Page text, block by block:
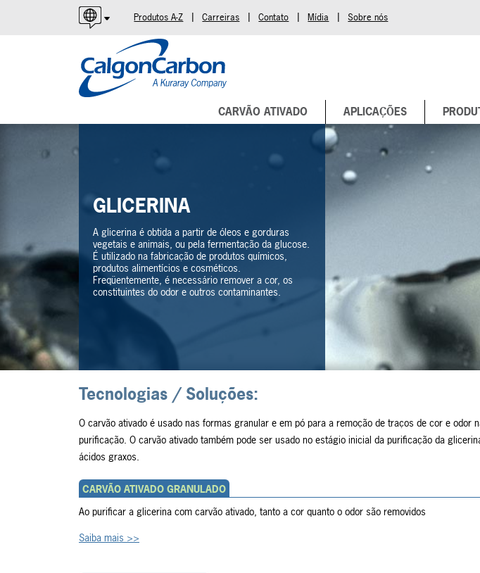
English
Español
Produtos A-Z | Carreiras | Contato | Mídia | Sobre nós
CARVÃO ATIVADO APLICAÇÕES
GLICERINA
A glicerina é obtida a partir de óleos e gorduras
vegetais e animais, ou pela fermentação da glucose.
É utilizado na fabricação de produtos químicos,
produtos alimentícios e cosméticos.
Freqüentemente, é necessário remover a cor, os
constituintes do odor e outros contaminantes.
Tecnologias / Soluções:
O carvão ativado é usado nas formas granular e em pó para a remoção de traços de cor e odor
purificação. O carvão ativado também pode ser usado no estágio inicial da purificação da
ácidos graxos.
CARVÃO ATIVADO GRANULADO
Ao purificar a glicerina com carvão ativado, tanto a cor quanto o odor são removidos
Saiba mais >>